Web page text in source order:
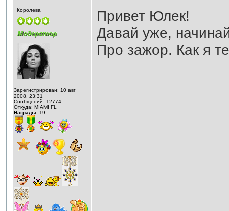
Королева
Зарегистрирован: 10 авг
2008, 23:31
Сообщений: 12774
Откуда: MIAMI FL
Награды: 19
Привет Юлек!
Давай уже,
Про зажор. Как я